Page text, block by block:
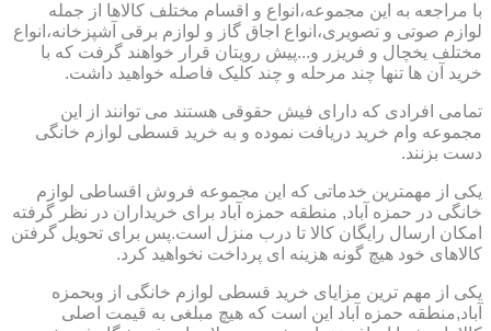
با مراجعه به این مجموعه،انواع و اقسام مختلف کالاها از جمله
لوازم صوتی و تصویری،انواع اجاق گاز و لوازم برقی آشپزخانه،انواع
مختلف یخچال و فریزر و...پیش رویتان قرار خواهند گرفت که با
خرید آن ها تنها چند مرحله و چند کلیک فاصله خواهید داشت.
تمامی افرادی که دارای فیش حقوقی هستند می توانند از این
مجموعه وام خرید دریافت نموده و به خرید قسطی لوازم خانگی
دست بزنند.
یکی از مهمترین خدماتی که این مجموعه فروش اقساطی لوازم
خانگی در حمزه آباد, منطقه حمزه آباد برای خریداران در نظر گرفته
امکان ارسال رایگان کالا تا درب منزل است.پس برای تحویل گرفتن
کالاهای خود هیچ گونه هزینه ای پرداخت نخواهید کرد.
یکی از مهم ترین مزایای خرید قسطی لوازم خانگی از وبحمزه
آباد,منطقه حمزه آباد این است که هیچ مبلغی به قیمت اصلی